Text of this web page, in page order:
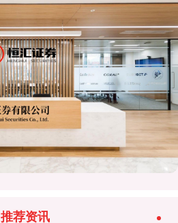
推荐资讯